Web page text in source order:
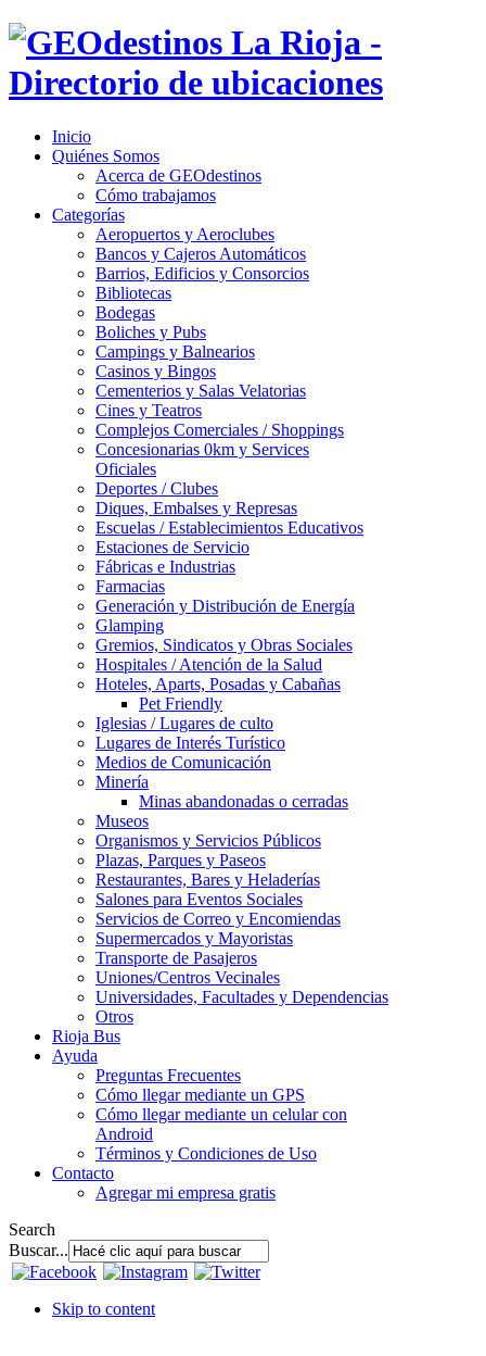
Inicio
Quiénes Somos
Acerca de GEOdestinos
Cómo trabajamos
Categorías
Aeropuertos y Aeroclubes
Bancos y Cajeros Automáticos
Barrios, Edificios y Consorcios
Bibliotecas
Bodegas
Boliches y Pubs
Campings y Balnearios
Casinos y Bingos
Cementerios y Salas Velatorias
Cines y Teatros
Complejos Comerciales / Shoppings
Concesionarias 0km y Services
Oficiales
Deportes / Clubes
Diques, Embalses y Represas
Escuelas / Establecimientos Educativos
Estaciones de Servicio
Fábricas e Industrias
Farmacias
Generación y Distribución de Energía
Glamping
Gremios, Sindicatos y Obras Sociales
Hospitales / Atención de la Salud
Hoteles, Aparts, Posadas y Cabañas
Pet Friendly
Iglesias / Lugares de culto
Lugares de Interés Turístico
Medios de Comunicación
Minería
Minas abandonadas o cerradas
Museos
Organismos y Servicios Públicos
Plazas, Parques y Paseos
Restaurantes, Bares y Heladerías
Salones para Eventos Sociales
Servicios de Correo y Encomiendas
Supermercados y Mayoristas
Transporte de Pasajeros
Uniones/Centros Vecinales
Universidades, Facultades y Dependencias
Otros
Rioja Bus
Ayuda
Preguntas Frecuentes
Cómo llegar mediante un GPS
Cómo llegar mediante un celular con
Android
Términos y Condiciones de Uso
Contacto
Agregar mi empresa gratis
Search
Buscar...
Skip to content